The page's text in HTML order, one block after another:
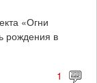
«Огни
рождения в
1